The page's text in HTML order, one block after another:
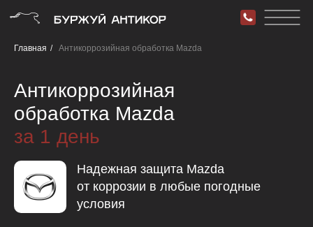
Главная / Антикоррозийная обработка Mazda
Надежная защита Mazda
от коррозии в любые погодные
условия
Антикоррозийная
обработка Mazda
за 1 день